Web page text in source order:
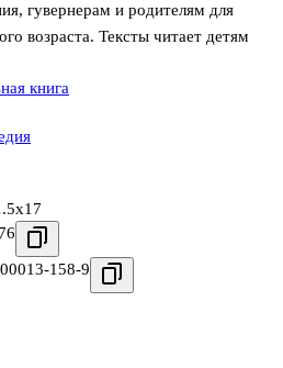
гувернерам и родителям для
возраста. Тексты читает детям
книга
158-9